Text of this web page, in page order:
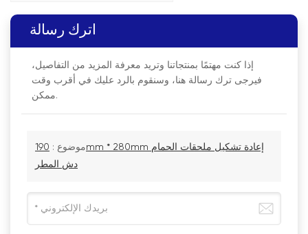
اترك رسالة
إذا كنت مهتمًا بمنتجاتنا وتريد معرفة المزيد من التفاصيل،
فيرجى ترك رسالة هنا، وسنقوم بالرد عليك في أقرب وقت
ممكن.
موضوع : 190mm * 280mm إعادة تشكيل ملحقات الحمام
دش المطر